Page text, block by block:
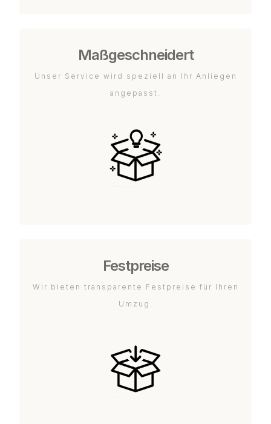
Maßgeschneidert
Unser Service wird speziell an Ihr Anliegen
angepasst.
Festpreise
Wir bieten transparente Festpreise für Ihren
Umzug.